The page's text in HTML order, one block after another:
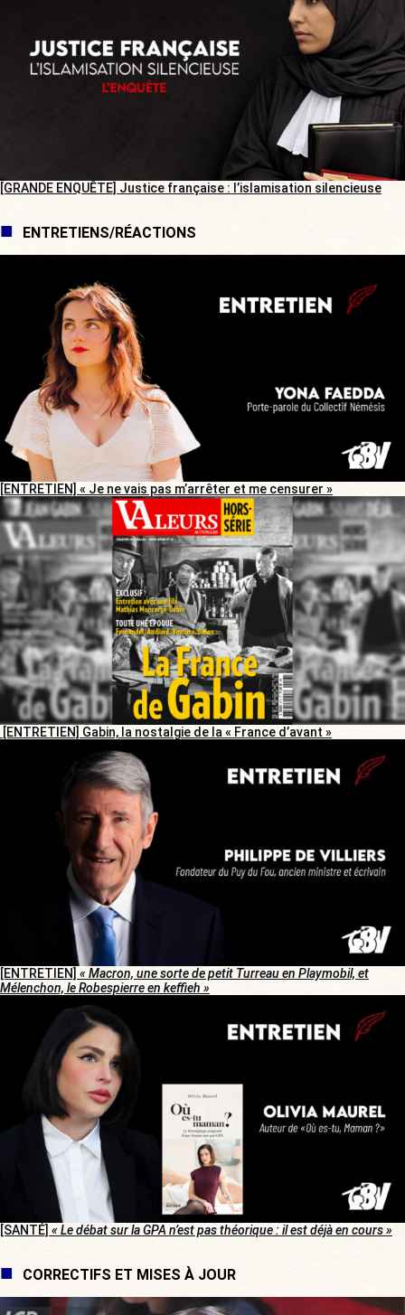
[GRANDE ENQUÊTE] Justice française : l’islamisation silencieuse
ENTRETIENS/RÉACTIONS
[ENTRETIEN] « Je ne vais pas m’arrêter et me censurer »
[ENTRETIEN] Gabin, la nostalgie de la « France d’avant »
[ENTRETIEN] « Macron, une sorte de petit Turreau en Playmobil, et
Mélenchon, le Robespierre en keffieh »
[SANTÉ] « Le débat sur la GPA n’est pas théorique : il est déjà en cours »
CORRECTIFS ET MISES À JOUR